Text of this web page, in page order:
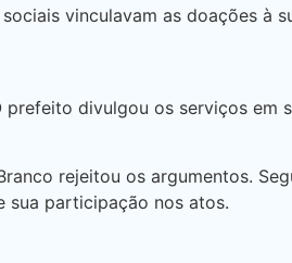
vinculavam as doações à
divulgou os serviços em
rejeitou os argumentos.
sua participação nos atos.